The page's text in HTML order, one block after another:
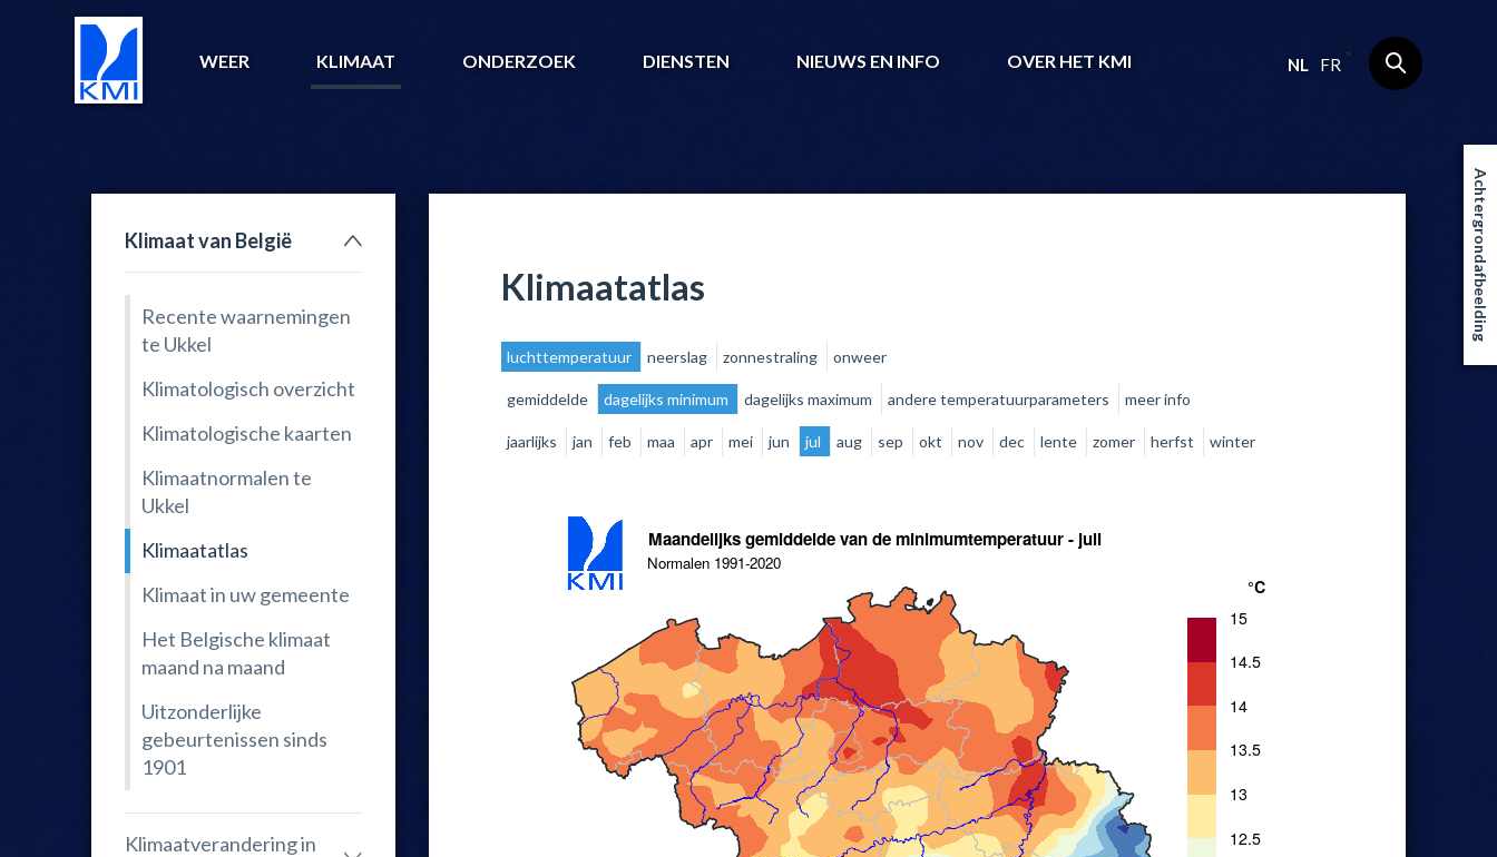
WEER KLIMAAT ONDERZOEK DIENSTEN NIEUWS EN INFO OVER HET KMI NL FR
Klimaat van België
Recente waarnemingen
te Ukkel
Klimatologisch overzicht
Klimatologische kaarten
Klimaatnormalen te
Ukkel
Klimaatatlas
Klimaat in uw gemeente
Het Belgische klimaat
maand na maand
Uitzonderlijke
gebeurtenissen sinds
1901
Klimaatverandering in
Klimaatatlas
luchttemperatuur neerslag zonnestraling onweer
gemiddelde dagelijks minimum dagelijks maximum andere temperatuurparameters meer info
jaarlijks jan feb maa apr mei jun jul aug sep okt nov dec lente zomer herfst winter
Achtergrondafbeelding